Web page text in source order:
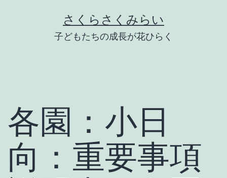
さくらさくみらい
子どもたちの成長が花ひらく
各園：小日
向：重要事項